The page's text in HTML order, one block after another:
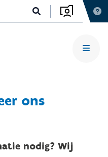
ons
nodig? Wij